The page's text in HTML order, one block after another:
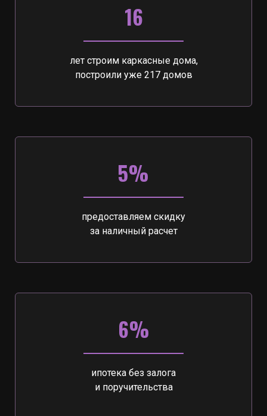
16
лет строим каркасные дома,
построили уже 217 домов
5%
предоставляем скидку
за наличный расчет
6%
ипотека без залога
и поручительства